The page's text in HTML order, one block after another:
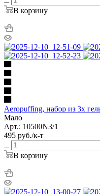
В корзину
Aeropuffing, набор из 3х
Мало
Арт.: 10500N3/1
495 руб./к-т
В корзину